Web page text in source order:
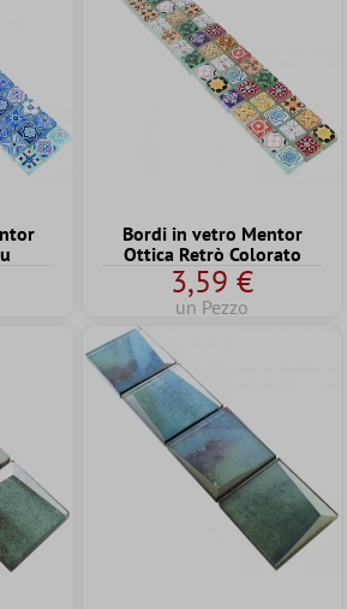
Bordi in vetro Mentor
Ottica Retrò Colorato
3,59 €
un Pezzo